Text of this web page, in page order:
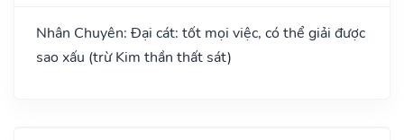
Nhân Chuyên: Đại cát: tốt mọi việc, có thể giải được
sao xấu (trừ Kim thần thất sát)